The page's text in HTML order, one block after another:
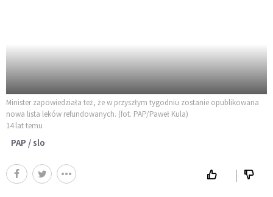
Minister zapowiedziała też, że w przyszłym tygodniu zostanie opublikowana
nowa lista leków refundowanych. (fot. PAP/Paweł Kula)
14 lat temu
PAP / slo